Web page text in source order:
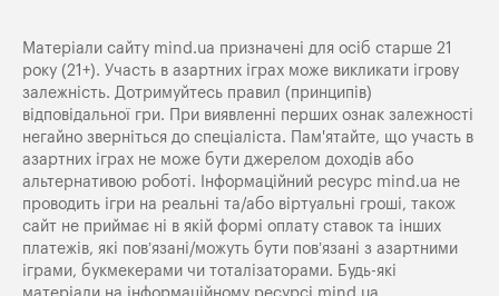
Матеріали сайту mind.ua призначені для осіб старше 21
року (21+). Участь в азартних іграх може викликати ігрову
залежність. Дотримуйтесь правил (принципів)
відповідальної гри. При виявленні перших ознак залежності
негайно зверніться до спеціаліста. Пам'ятайте, що участь в
азартних іграх не може бути джерелом доходів або
альтернативою роботі. Інформаційний ресурс mind.ua не
проводить ігри на реальні та/або віртуальні гроші, також
сайт не приймає ні в якій формі оплату ставок та інших
платежів, які пов’язані/можуть бути пов’язані з азартними
іграми, букмекерами чи тоталізаторами. Будь-які